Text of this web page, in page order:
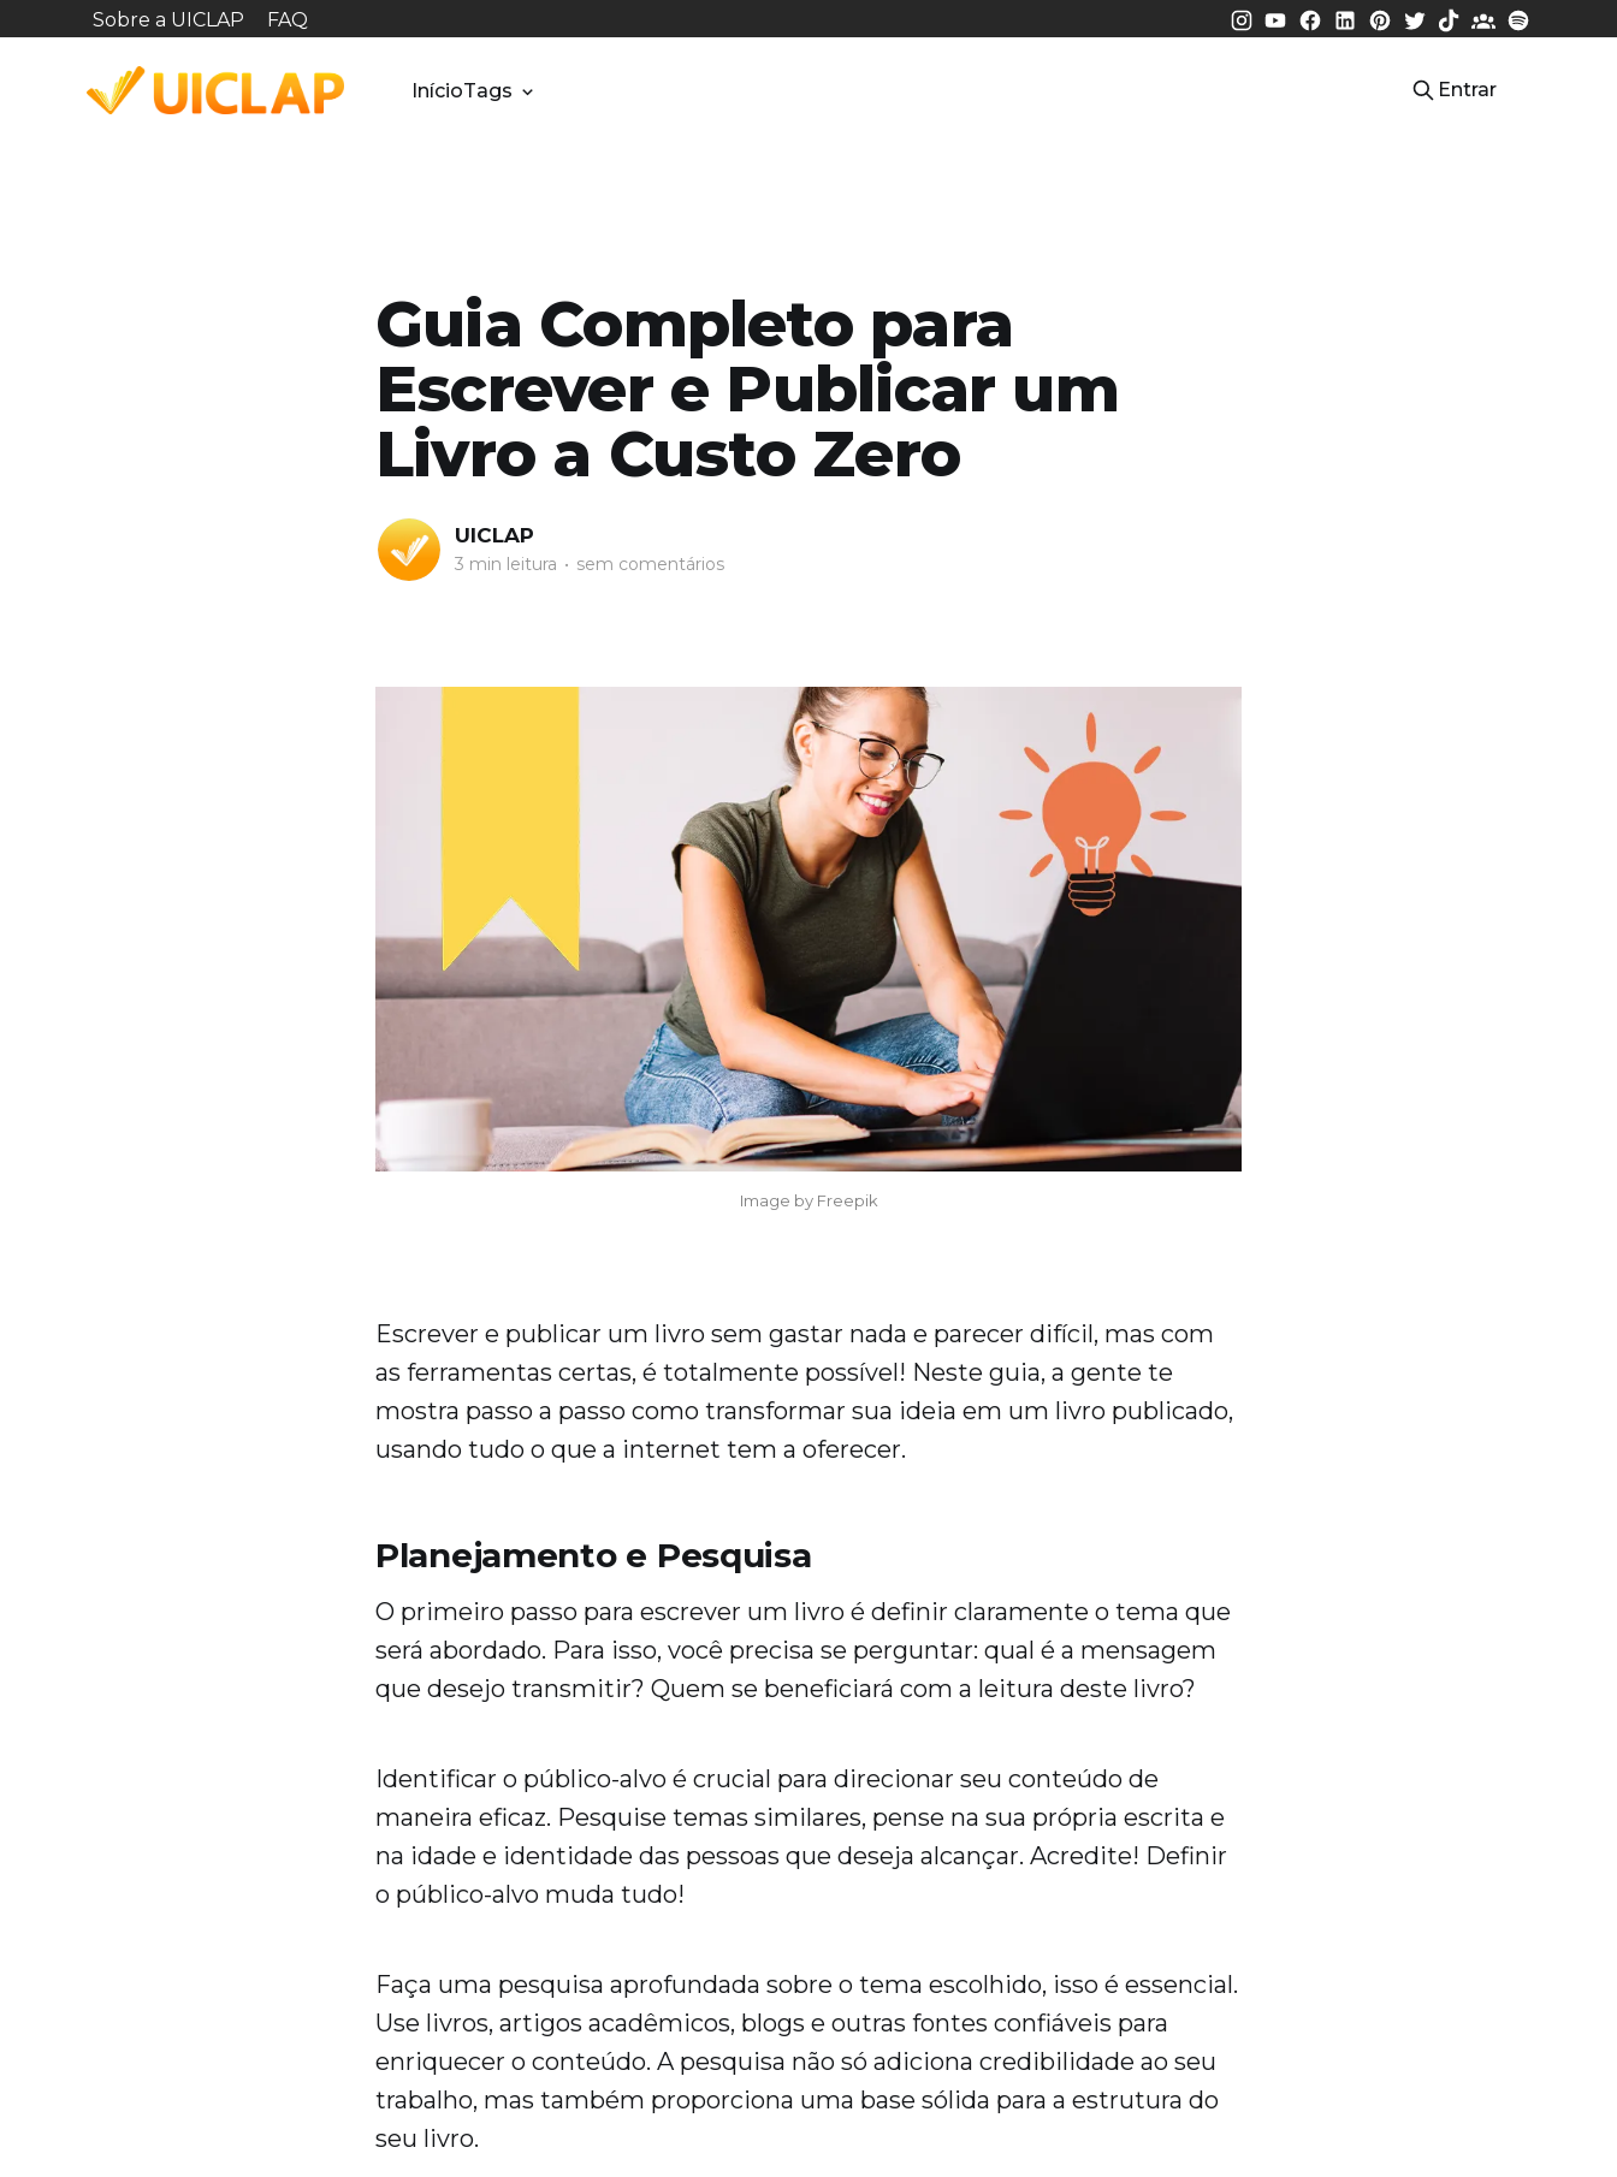
Sobre a UICLAP FAQ
InícioTags Entrar
Guia Completo para
Escrever e Publicar um
Livro a Custo Zero
UICLAP
3 min leitura • sem comentários
Image by Freepik
Escrever e publicar um livro sem gastar nada e parecer difícil, mas com
as ferramentas certas, é totalmente possível! Neste guia, a gente te
mostra passo a passo como transformar sua ideia em um livro publicado,
usando tudo o que a internet tem a oferecer.
Planejamento e Pesquisa
O primeiro passo para escrever um livro é definir claramente o tema que
será abordado. Para isso, você precisa se perguntar: qual é a mensagem
que desejo transmitir? Quem se beneficiará com a leitura deste livro?
Identificar o público-alvo é crucial para direcionar seu conteúdo de
maneira eficaz. Pesquise temas similares, pense na sua própria escrita e
na idade e identidade das pessoas que deseja alcançar. Acredite! Definir
o público-alvo muda tudo!
Faça uma pesquisa aprofundada sobre o tema escolhido, isso é essencial.
Use livros, artigos acadêmicos, blogs e outras fontes confiáveis para
enriquecer o conteúdo. A pesquisa não só adiciona credibilidade ao seu
trabalho, mas também proporciona uma base sólida para a estrutura do
seu livro.